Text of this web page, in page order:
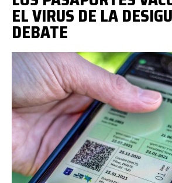
pasaportesv000.jpg
EL VIRUS DE LA
DEBATE